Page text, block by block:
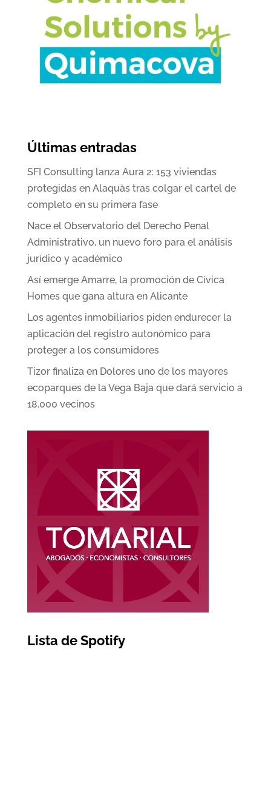
Últimas entradas
SFI Consulting lanza Aura 2: 153 viviendas
protegidas en Alaquàs tras colgar el cartel de
completo en su primera fase
Nace el Observatorio del Derecho Penal
Administrativo, un nuevo foro para el análisis
jurídico y académico
Así emerge Amarre, la promoción de Cívica
Homes que gana altura en Alicante
Los agentes inmobiliarios piden endurecer la
aplicación del registro autonómico para
proteger a los consumidores
Tizor finaliza en Dolores uno de los mayores
ecoparques de la Vega Baja que dará servicio a
18.000 vecinos
Lista de Spotify